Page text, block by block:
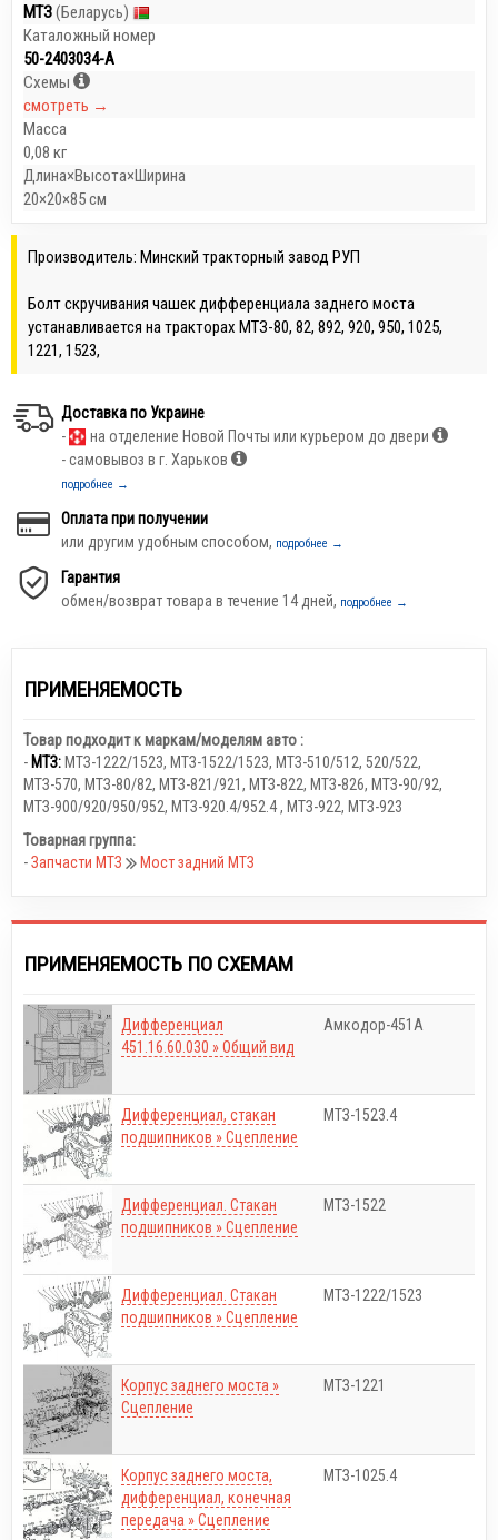
МТЗ(Беларусь)
Каталожный номер
50-2403034-А
Схемы
смотреть →
Масса
0,08 кг
Длина×Высота×Ширина
20×20×85 см
Производитель: Минский тракторный завод РУП
Болт скручивания чашек дифференциала заднего моста
устанавливается на тракторах МТЗ-80, 82, 892, 920, 950, 1025,
1221, 1523,
Доставка по Украине
-
на отделение Новой Почты или курьером до двери
- самовывоз в г. Харьков
подробнее →
Оплата при получении
или другим удобным способом, подробнее →
Гарантия
обмен/возврат товара в течение 14 дней, подробнее →
ПРИМЕНЯЕМОСТЬ
Товар подходит к маркам/моделям авто :
- МТЗ:МТЗ-1222/1523, МТЗ-1522/1523, МТЗ-510/512, 520/522,
МТЗ-570, МТЗ-80/82, МТЗ-821/921, МТЗ-822, МТЗ-826, МТЗ-90/92,
МТЗ-900/920/950/952, МТЗ-920.4/952.4, МТЗ-922, МТЗ-923
Товарная группа:
-Запчасти МТЗ Мост задний МТЗ
ПРИМЕНЯЕМОСТЬ ПО СХЕМАМ
Дифференциал
451.16.60.030 » Общий вид
Амкодор-451A
Дифференциал, cтакан
подшипников » Сцепление
МТЗ-1523.4
Дифференциал. Стакан
подшипников » Сцепление
МТЗ-1522
Дифференциал. Стакан
подшипников » Сцепление
МТЗ-1222/1523
Корпус заднего моста »
Сцепление
МТЗ-1221
Корпус заднего моста,
дифференциал, конечная
передача » Сцепление
МТЗ-1025.4